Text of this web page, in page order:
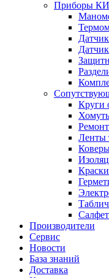
Приборы
Круги
Ленты
Производители
Сервис
Новости
База знаний
Доставка